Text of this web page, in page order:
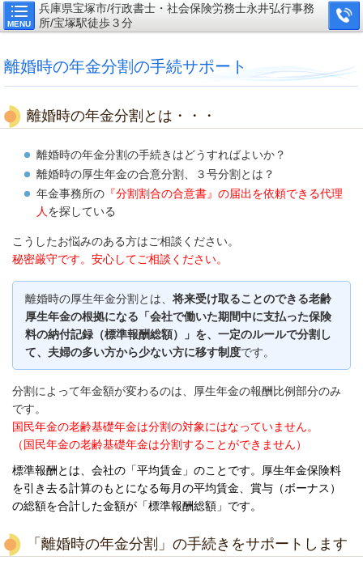
MENU
兵庫県宝塚市/行政書士・社会保険労務士永井弘行事務
所/宝塚駅徒歩３分
離婚時の年金分割の手続サポート
離婚時の年金分割とは・・・
離婚時の年金分割の手続きはどうすればよいか？
離婚時の厚生年金の合意分割、３号分割とは？
年金事務所の 『分割割合の合意書』の届出を依頼できる代理
人 を探している
こうしたお悩みのある方はご相談ください。
秘密厳守です。安心してご相談ください。
離婚時の厚生年金分割とは、 将来受け取ることのできる老齢
厚生年金の根拠になる「会社で働いた期間中に支払った保険
料の納付記録（標準報酬総額）」を、一定のルールで分割し
て、夫婦の多い方から少ない方に移す制度です。
分割によって年金額が変わるのは、厚生年金の報酬比例部分のみ
です。
国民年金の老齢基礎年金は分割の対象にはなっていません。
（国民年金の老齢基礎年金は分割することができません）
標準報酬とは、会社の「平均賃金」のことです。厚生年金保険料
を引き去る計算のもとになる毎月の平均賃金、賞与（ボーナス）
の総額を合計した金額が「標準報酬総額」です。
「離婚時の年金分割」の手続きをサポートします